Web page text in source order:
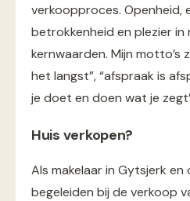
verkoopproces. Openheid,
betrokkenheid en plezier in
kernwaarden. Mijn motto’s
het langst”, “afspraak is
je doet en doen wat je
Huis verkopen?
Als makelaar in Gytsjerk en
begeleiden bij de verkoop